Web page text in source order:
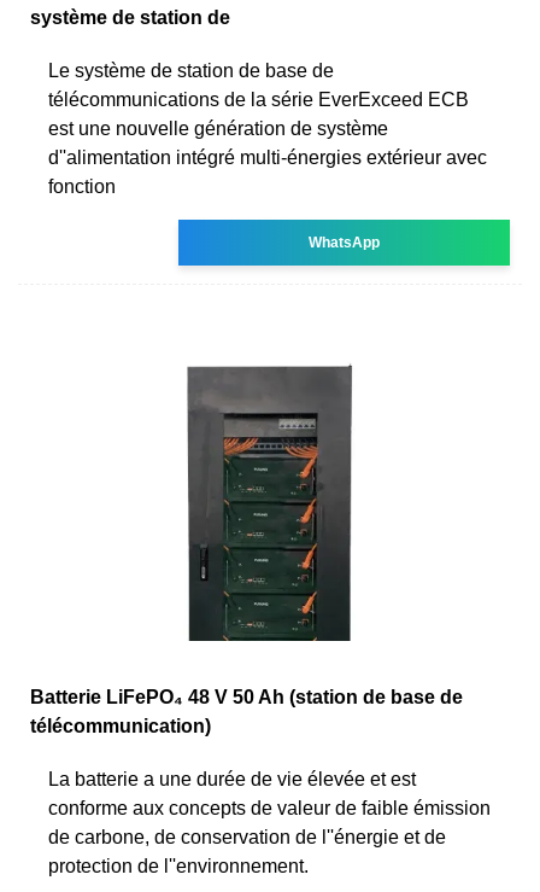
système de station de
Le système de station de base de
télécommunications de la série EverExceed ECB
est une nouvelle génération de système
d''alimentation intégré multi-énergies extérieur avec
fonction
WhatsApp
Batterie LiFePO₄ 48 V 50 Ah (station de base de
télécommunication)
La batterie a une durée de vie élevée et est
conforme aux concepts de valeur de faible émission
de carbone, de conservation de l''énergie et de
protection de l''environnement.